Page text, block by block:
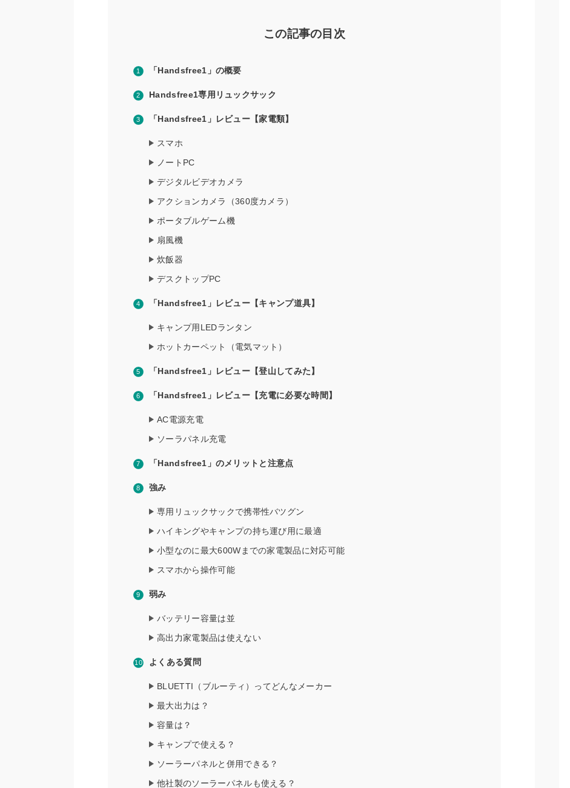
この記事の目次
「Handsfree1」の概要
Handsfree1専用リュックサック
「Handsfree1」レビュー【家電類】
スマホ
ノートPC
デジタルビデオカメラ
アクションカメラ（360度カメラ）
ポータブルゲーム機
扇風機
炊飯器
デスクトップPC
「Handsfree1」レビュー【キャンプ道具】
キャンプ用LEDランタン
ホットカーペット（電気マット）
「Handsfree1」レビュー【登山してみた】
「Handsfree1」レビュー【充電に必要な時間】
AC電源充電
ソーラパネル充電
「Handsfree1」のメリットと注意点
強み
専用リュックサックで携帯性バツグン
ハイキングやキャンプの持ち運び用に最適
小型なのに最大600Wまでの家電製品に対応可能
スマホから操作可能
弱み
バッテリー容量は並
高出力家電製品は使えない
よくある質問
BLUETTI（ブルーティ）ってどんなメーカー
最大出力は？
容量は？
キャンプで使える？
ソーラーパネルと併用できる？
他社製のソーラーパネルも使える？